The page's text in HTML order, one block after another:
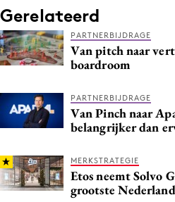
Gerelateerd
PARTNERBIJDRAGE
Van pitch naar
boardroom
PARTNERBIJDRAGE
Van Pinch naar
belangrijker dan
MERKSTRATEGIE
Etos neemt Solvo
grootste